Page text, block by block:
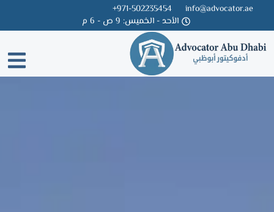
Skip
to
content
info@advocator.ae
971-502235454+
الأحد - الخميس: 9 ص - 6 م